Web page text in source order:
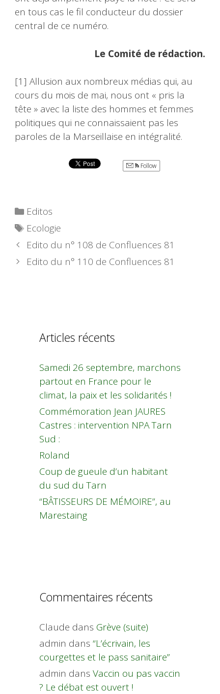
en tous cas le fil conducteur du dossier
central de ce numéro.
Le Comité de rédaction.
[1] Allusion aux nombreux médias qui, au
cours du mois de mai, nous ont « pris la
tête » avec la liste des hommes et femmes
politiques qui ne connaissaient pas les
paroles de la Marseillaise en intégralité.
Follow
Catégories
Editos
Étiquettes
Ecologie
Edito du n° 108 de Confluences 81
Edito du n° 110 de Confluences 81
Articles récents
Samedi 26 septembre, marchons
partout en France pour le
climat, la paix et les solidarités !
Commémoration Jean JAURES
Castres : intervention NPA Tarn
Sud :
Roland
Coup de gueule d’un habitant
du sud du Tarn
“BÂTISSEURS DE MÉMOIRE”, au
Marestaing
Commentaires récents
Claude dans Grève (suite)
admin dans “L’écrivain, les
courgettes et le pass sanitaire”
admin dans Vaccin ou pas vaccin
? Le débat est ouvert !